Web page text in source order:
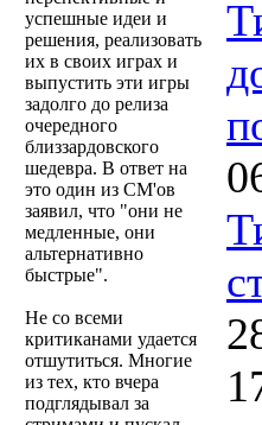
успешные идеи и
решения, реализовать
их в своих играх и
выпустить эти игры
задолго до релиза
очередного
близзардовского
шедевра. В ответ на
это один из CM'ов
заявил, что "они не
медленные, они
альтернативно
быстрые".
Не со всеми
критиканами удается
отшутиться. Многие
из тех, кто вчера
подглядывал за